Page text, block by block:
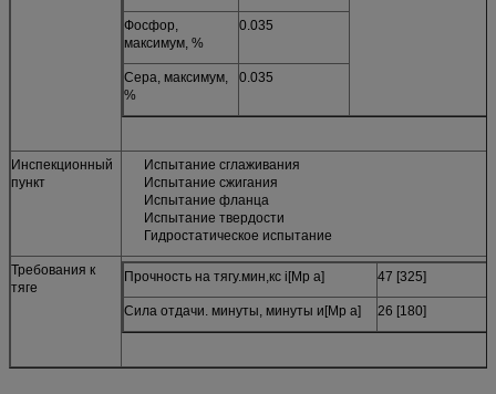
Фосфор,
максимум, %
0.035
Сера, максимум,
%
0.035
Инспекционный
пункт
Испытание сглаживания
Испытание сжигания
Испытание фланца
Испытание твердости
Гидростатическое испытание
Требования к
тяге
Прочность на тягу.мин,кс i[Mp a] 47 [325]
Сила отдачи. минуты, минуты и[Mp a] 26 [180]